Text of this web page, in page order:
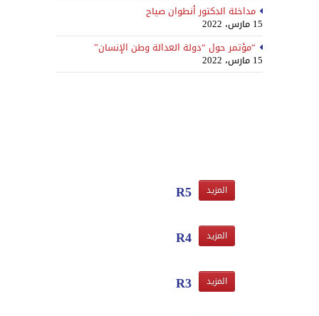
مداخلة الدكتور أنطوان صياح
15 مارس، 2022
“مؤتمر حول “دولة العدالة وطن الإنسان”
15 مارس، 2022
R5 المزيد
R4 المزيد
R3 المزيد